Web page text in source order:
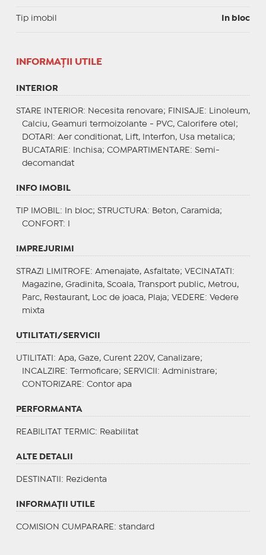
Tip imobil In bloc
INFORMAŢII UTILE
INTERIOR
STARE INTERIOR: Necesita renovare; FINISAJE : Linoleum,
Calciu, Geamuri termoizolante - PVC, Calorifere otel;
DOTARI : Aer conditionat, Lift, Interfon, Usa metalica;
BUCATARIE : Inchisa; COMPARTIMENTARE : Semi-
decomandat
INFO IMOBIL
TIP IMOBIL : In bloc; STRUCTURA: Beton, Caramida;
CONFORT : I
IMPREJURIMI
STRAZI LIMITROFE : Amenajate, Asfaltate; VECINATATI :
Magazine, Gradinita, Scoala, Transport public, Metrou,
Parc, Restaurant, Loc de joaca, Plaja; VEDERE : Vedere
mixta
UTILITATI/SERVICII
UTILITATI : Apa, Gaze, Curent 220V, Canalizare;
INCALZIRE : Termoficare; SERVICII : Administrare;
CONTORIZARE : Contor apa
PERFORMANTA
REABILITAT TERMIC: Reabilitat
ALTE DETALII
DESTINATII : Rezidenta
INFORMAŢII UTILE
COMISION CUMPARARE: standard